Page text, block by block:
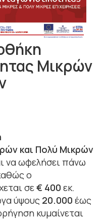
Μικρών
και Πολύ Μικρών
να ωφελήσει πάνω
ο
σε€ 400 εκ.
ύψους 20.000 έως
κυμαίνεται